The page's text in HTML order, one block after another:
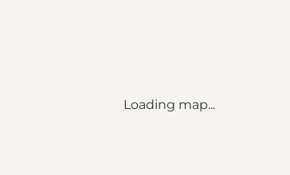
Loading map...